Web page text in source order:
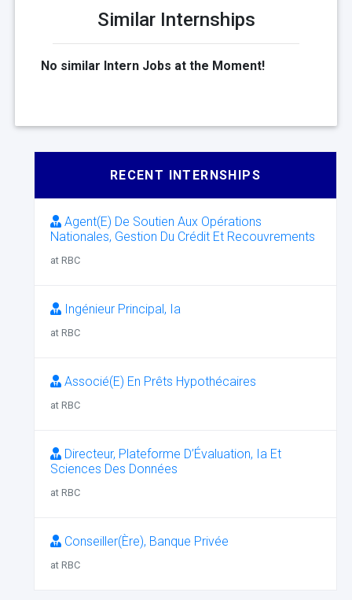
Similar Internships
No similar Intern Jobs at the Moment!
RECENT INTERNSHIPS
Agent(E) De Soutien Aux Opérations
Nationales, Gestion Du Crédit Et Recouvrements
at RBC
Ingénieur Principal, Ia
at RBC
Associé(E) En Prêts Hypothécaires
at RBC
Directeur, Plateforme D’Évaluation, Ia Et
Sciences Des Données
at RBC
Conseiller(Ère), Banque Privée
at RBC